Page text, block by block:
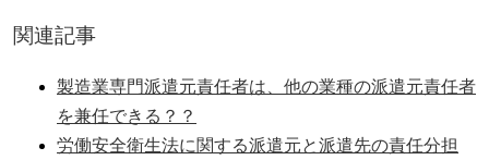
関連記事
製造業専門派遣元責任者は、他の業種の派遣元責任者
を兼任できる？？
労働安全衛生法に関する派遣元と派遣先の責任分担